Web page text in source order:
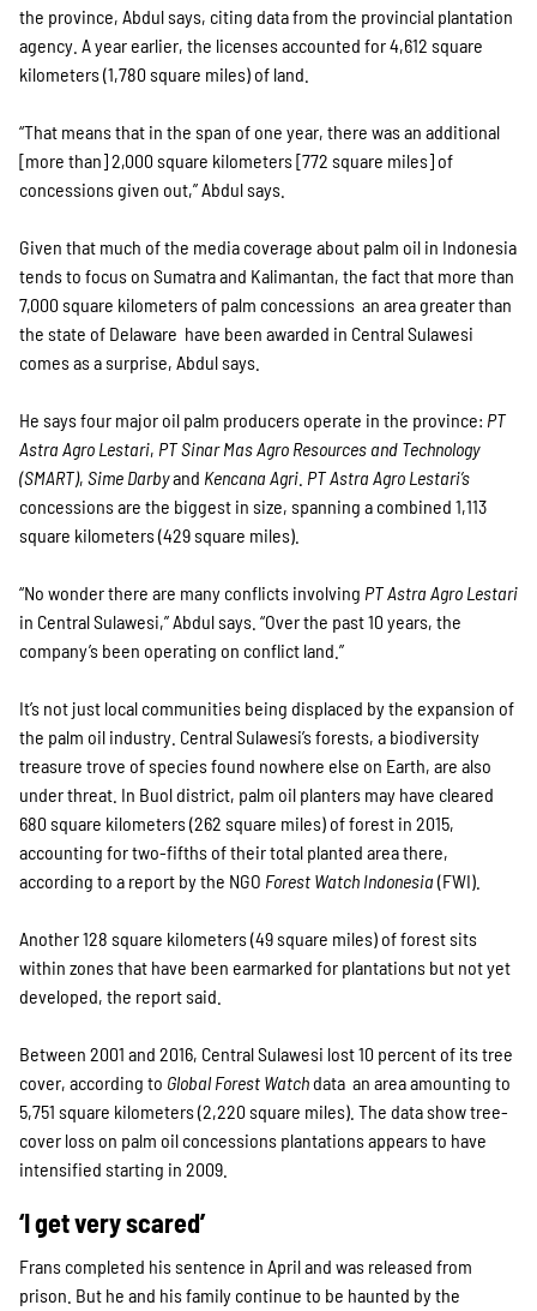
the province, Abdul says, citing data from the provincial plantation
agency. A year earlier, the licenses accounted for 4,612 square
kilometers (1,780 square miles) of land.
“That means that in the span of one year, there was an additional
[more than] 2,000 square kilometers [772 square miles] of
concessions given out,” Abdul says.
Given that much of the media coverage about palm oil in Indonesia
tends to focus on Sumatra and Kalimantan, the fact that more than
7,000 square kilometers of palm concessions ­ an area greater than
the state of Delaware ­ have been awarded in Central Sulawesi
comes as a surprise, Abdul says.
He says four major oil palm producers operate in the province: PT
Astra Agro Lestari, PT Sinar Mas Agro Resources and Technology
(SMART), Sime Darbyand Kencana Agri PT Astra Agro Lestari’s
concessions are the biggest in size, spanning a combined 1,113
square kilometers (429 square miles).
“No wonder there are many conflicts involving PT Astra Agro Lestari
in Central Sulawesi,” Abdul says. “Over the past 10 years, the
company’s been operating on conflict land.”
It’s not just local communities being displaced by the expansion of
the palm oil industry. Central Sulawesi’s forests, a biodiversity
treasure trove of species found nowhere else on Earth, are also
under threat. In Buol district, palm oil planters may have cleared
680 square kilometers (262 square miles) of forest in 2015,
accounting for two-fifths of their total planted area there,
according to a report by the NGO Forest Watch Indonesia (FWI).
Another 128 square kilometers (49 square miles) of forest sits
within zones that have been earmarked for plantations but not yet
developed, the report said.
Between 2001 and 2016, Central Sulawesi lost 10 percent of its tree
cover, according to Global Forest Watchdata ­ an area amounting to
5,751 square kilometers (2,220 square miles). The data show tree-
cover loss on palm oil concessions plantations appears to have
intensified starting in 2009.
‘I get very scared’
Frans completed his sentence in April and was released from
prison. But he and his family continue to be haunted by the